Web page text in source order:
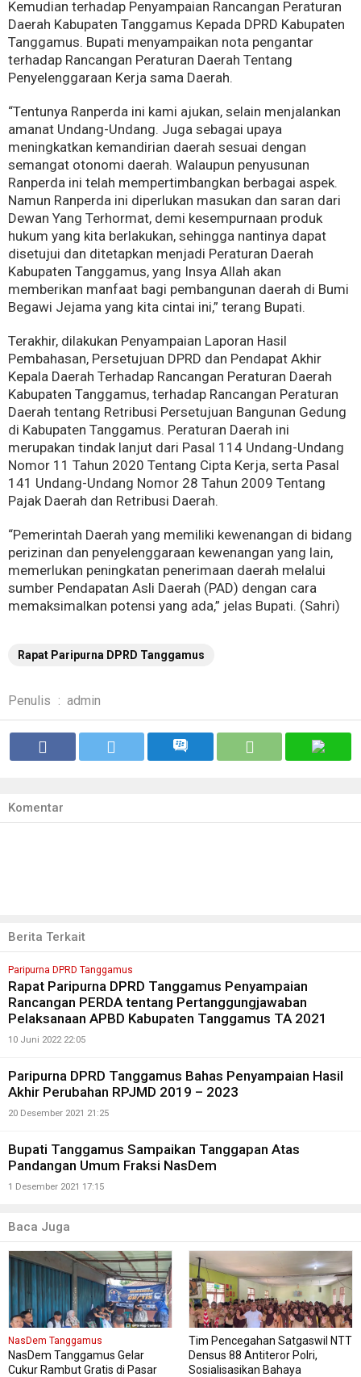
Kemudian terhadap Penyampaian Rancangan Peraturan
Daerah Kabupaten Tanggamus Kepada DPRD Kabupaten
Tanggamus. Bupati menyampaikan nota pengantar
terhadap Rancangan Peraturan Daerah Tentang
Penyelenggaraan Kerja sama Daerah.
“Tentunya Ranperda ini kami ajukan, selain menjalankan
amanat Undang-Undang. Juga sebagai upaya
meningkatkan kemandirian daerah sesuai dengan
semangat otonomi daerah. Walaupun penyusunan
Ranperda ini telah mempertimbangkan berbagai aspek.
Namun Ranperda ini diperlukan masukan dan saran dari
Dewan Yang Terhormat, demi kesempurnaan produk
hukum yang kita berlakukan, sehingga nantinya dapat
disetujui dan ditetapkan menjadi Peraturan Daerah
Kabupaten Tanggamus, yang Insya Allah akan
memberikan manfaat bagi pembangunan daerah di Bumi
Begawi Jejama yang kita cintai ini,” terang Bupati.
Terakhir, dilakukan Penyampaian Laporan Hasil
Pembahasan, Persetujuan DPRD dan Pendapat Akhir
Kepala Daerah Terhadap Rancangan Peraturan Daerah
Kabupaten Tanggamus, terhadap Rancangan Peraturan
Daerah tentang Retribusi Persetujuan Bangunan Gedung
di Kabupaten Tanggamus. Peraturan Daerah ini
merupakan tindak lanjut dari Pasal 114 Undang-Undang
Nomor 11 Tahun 2020 Tentang Cipta Kerja, serta Pasal
141 Undang-Undang Nomor 28 Tahun 2009 Tentang
Pajak Daerah dan Retribusi Daerah.
“Pemerintah Daerah yang memiliki kewenangan di bidang
perizinan dan penyelenggaraan kewenangan yang lain,
memerlukan peningkatan penerimaan daerah melalui
sumber Pendapatan Asli Daerah (PAD) dengan cara
memaksimalkan potensi yang ada,” jelas Bupati. (Sahri)
Rapat Paripurna DPRD Tanggamus
Penulis : admin
Komentar
Berita Terkait
Paripurna DPRD Tanggamus
Rapat Paripurna DPRD Tanggamus Penyampaian
Rancangan PERDA tentang Pertanggungjawaban
Pelaksanaan APBD Kabupaten Tanggamus TA 2021
10 Juni 2022 22:05
Paripurna DPRD Tanggamus Bahas Penyampaian Hasil
Akhir Perubahan RPJMD 2019 – 2023
20 Desember 2021 21:25
Bupati Tanggamus Sampaikan Tanggapan Atas
Pandangan Umum Fraksi NasDem
1 Desember 2021 17:15
Baca Juga
NasDem Tanggamus
NasDem Tanggamus Gelar
Cukur Rambut Gratis di Pasar
Tim Pencegahan Satgaswil NTT
Densus 88 Antiteror Polri,
Sosialisasikan Bahaya